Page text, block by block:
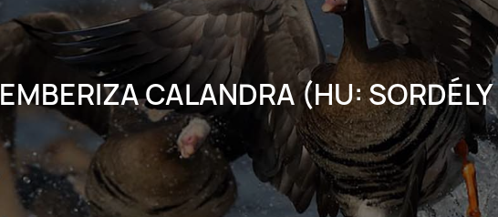
EMBERIZA CALANDRA (HU: